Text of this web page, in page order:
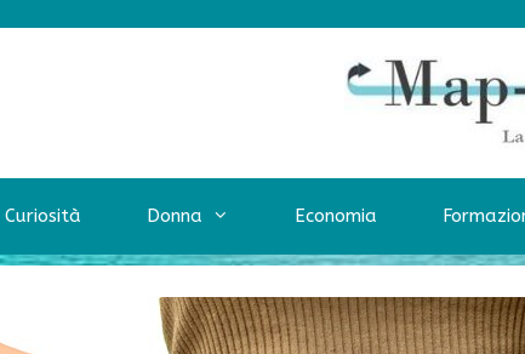
Curiosità Donna Economia